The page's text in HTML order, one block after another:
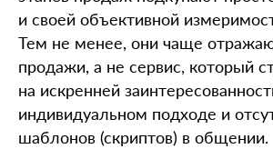
и своей объективной
Тем не менее, они чаще
продажи, а не сервис, который
на искренней
индивидуальном подходе и
шаблонов (скриптов) в общении.